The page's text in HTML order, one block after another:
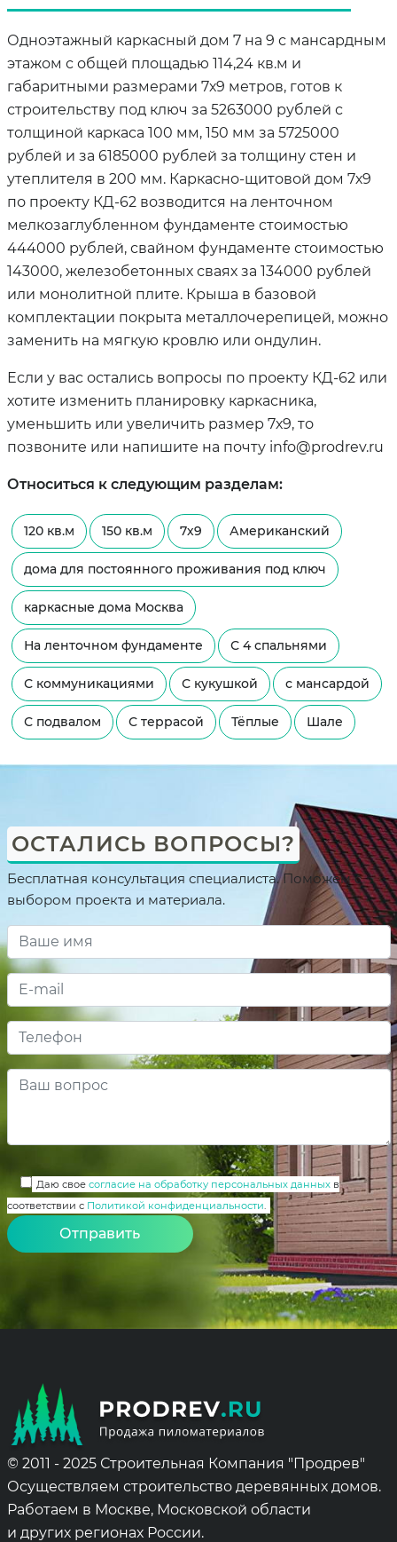
Одноэтажный каркасный дом 7 на 9 с мансардным
этажом с общей площадью 114,24 кв.м и
габаритными размерами 7х9 метров, готов к
строительству под ключ за 5263000 рублей с
толщиной каркаса 100 мм, 150 мм за 5725000
рублей и за 6185000 рублей за толщину стен и
утеплителя в 200 мм. Каркасно-щитовой дом 7х9
по проекту КД-62 возводится на ленточном
мелкозаглубленном фундаменте стоимостью
444000 рублей, свайном фундаменте стоимостью
143000, железобетонных сваях за 134000 рублей
или монолитной плите. Крыша в базовой
комплектации покрыта металлочерепицей, можно
заменить на мягкую кровлю или ондулин.
Если у вас остались вопросы по проекту КД-62 или
хотите изменить планировку каркасника,
уменьшить или увеличить размер 7х9, то
позвоните или напишите на почту info@prodrev.ru
Относиться к следующим разделам:
120 кв.м 150 кв.м 7х9 Американский
дома для постоянного проживания под ключ
каркасные дома Москва
На ленточном фундаменте С 4 спальнями
С коммуникациями С кукушкой с мансардой
С подвалом С террасой Тёплые Шале
ОСТАЛИСЬ ВОПРОСЫ?
Бесплатная консультация специалиста. Поможем с
выбором проекта и материала.
Даю свое согласие на обработку персональных данныхв
соответствии с Политикой конфиденциальности
© 2011 - 2025 Строительная Компания "Продрев"
Осуществляем строительство деревянных домов.
Работаем в Москве, Московской области
и других регионах России.